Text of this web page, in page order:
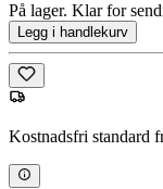
På lager. Klar for
Legg i handlekurv
Kostnadsfri standard